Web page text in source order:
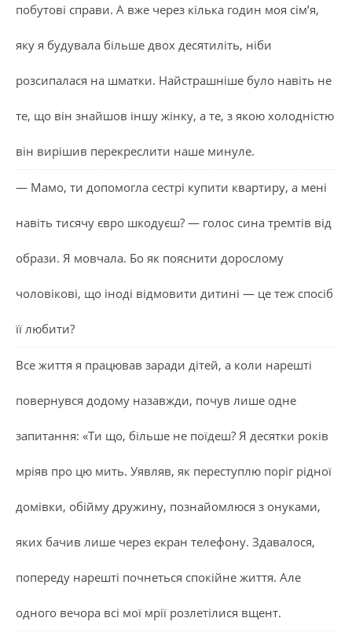
побутові справи. А вже через кілька годин моя сім’я,
яку я будувала більше двох десятиліть, ніби
розсипалася на шматки. Найстрашніше було навіть не
те, що він знайшов іншу жінку, а те, з якою холодністю
він вирішив перекреслити наше минуле.
— Мамо, ти допомогла сестрі купити квартиру, а мені
навіть тисячу євро шкодуєш? — голос сина тремтів від
образи. Я мовчала. Бо як пояснити дорослому
чоловікові, що іноді відмовити дитині — це теж спосіб
її любити?
Все життя я працював заради дітей, а коли нарешті
повернувся додому назавжди, почув лише одне
запитання: «Ти що, більше не поїдеш? Я десятки років
мріяв про цю мить. Уявляв, як переступлю поріг рідної
домівки, обійму дружину, познайомлюся з онуками,
яких бачив лише через екран телефону. Здавалося,
попереду нарешті почнеться спокійне життя. Але
одного вечора всі мої мрії розлетілися вщент.